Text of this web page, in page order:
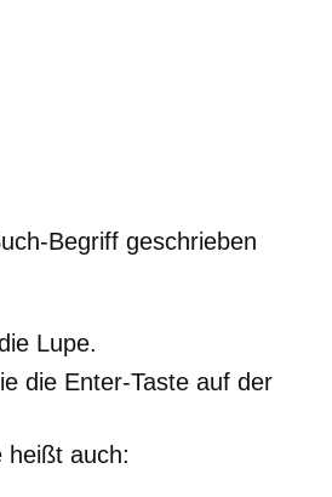
Begriff geschrieben
Lupe.
die Enter-Taste auf der
heißt auch: